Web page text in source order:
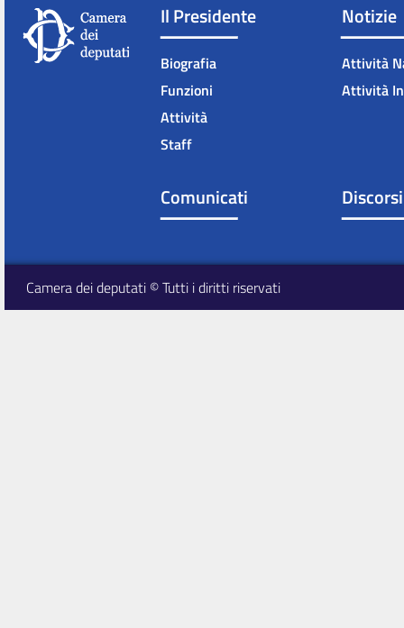
Il Presidente
Biografia
Funzioni
Attività
Staff
Notizie
Attività
Attività
Comunicati Discorsi
Camera dei deputati © Tutti i diritti riservati